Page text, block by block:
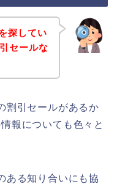
探してい
セールな
割引セールがあるか
報についても色々と
ある知り合いにも協